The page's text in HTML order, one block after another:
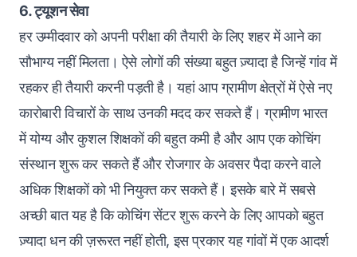
6. ट्यूशन सेवा
हर उम्मीदवार को अपनी परीक्षा की तैयारी के लिए शहर में आने का
सौभाग्य नहीं मिलता। ऐसे लोगों की संख्या बहुत ज़्यादा है जिन्हें गांव में
रहकर ही तैयारी करनी पड़ती है। यहां आप ग्रामीण क्षेत्रों में ऐसे नए
कारोबारी विचारों के साथ उनकी मदद कर सकते हैं। ग्रामीण भारत
में योग्य और कुशल शिक्षकों की बहुत कमी है और आप एक कोचिंग
संस्थान शुरू कर सकते हैं और रोजगार के अवसर पैदा करने वाले
अधिक शिक्षकों को भी नियुक्त कर सकते हैं। इसके बारे में सबसे
अच्छी बात यह है कि कोचिंग सेंटर शुरू करने के लिए आपको बहुत
ज़्यादा धन की ज़रूरत नहीं होती, इस प्रकार यह गांवों में एक आदर्श